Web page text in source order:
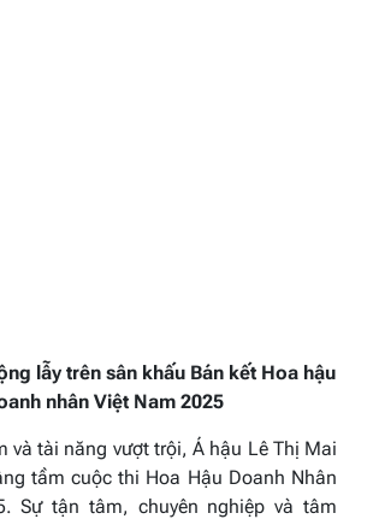
lẫy trên sân khấu Bán kết Hoa hậu
nhân Việt Nam 2025
và tài năng vượt trội, Á hậu Lê Thị Mai
tầm cuộc thi Hoa Hậu Doanh Nhân
Sự tận tâm, chuyên nghiệp và tâm